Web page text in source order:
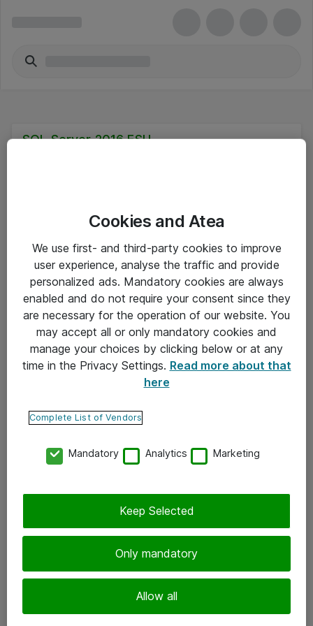
SQL Server 2016 ESU
Hinnat eivät sisällä arvonlisäveroa
eShop Info
Takuu- ja huolto-ohjeet
Yleiset toimitusehdot
Yhteystiedot
Ota yhteyttä
Cookies and Atea
We use first- and third-party cookies to improve
user experience, analyse the traffic and provide
personalized ads. Mandatory cookies are always
enabled and do not require your consent since they
are necessary for the operation of our website. You
may accept all or only mandatory cookies and
manage your choices by clicking below or at any
time in the Privacy Settings. Read more about that
here
Complete List of Vendors
Mandatory Analytics Marketing
Only mandatory
Allow all
Keep Selected